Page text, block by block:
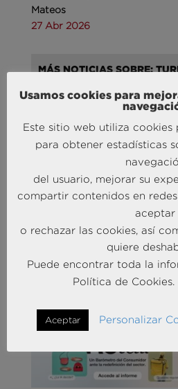
Mateos
27 Abr 2026
MÁS NOTICIAS SOBRE:
Agencias de viajes: del
experiencias
MÁS NOTICIAS SOBRE:
Usamos cookies para
Este sitio web utiliza cookies
para obtener estadísticas
del usuario, mejorar su
compartir contenidos en
aceptar
o rechazar las cookies, así
quiere
Puede encontrar toda la
Política de Cookies.
Aceptar Personalizar